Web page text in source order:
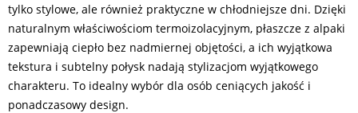
tylko stylowe, ale również praktyczne w chłodniejsze dni. Dzięki
naturalnym właściwościom termoizolacyjnym, płaszcze z alpaki
zapewniają ciepło bez nadmiernej objętości, a ich wyjątkowa
tekstura i subtelny połysk nadają stylizacjom wyjątkowego
charakteru. To idealny wybór dla osób ceniących jakość i
ponadczasowy design.